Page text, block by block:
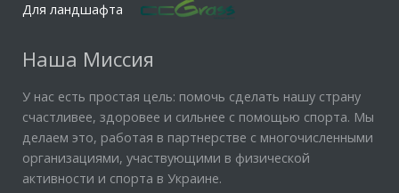
Для ландшафта
Наша Миссия
У нас есть простая цель: помочь сделать нашу страну
счастливее, здоровее и сильнее с помощью спорта. Мы
делаем это, работая в партнерстве с многочисленными
организациями, участвующими в физической
активности и спорта в Украине.